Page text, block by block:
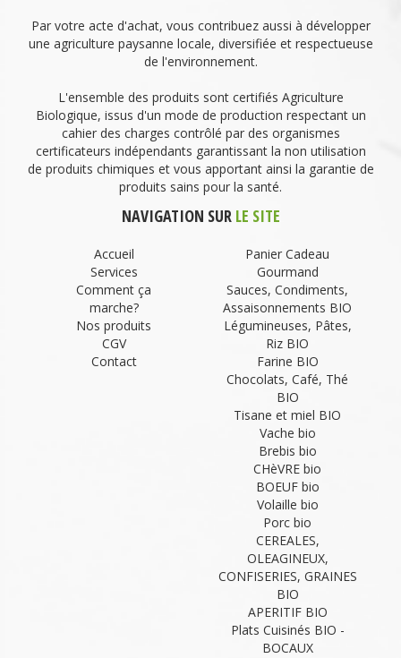
Par votre acte d'achat, vous contribuez aussi à développer
une agriculture paysanne locale, diversifiée et respectueuse
de l'environnement.
L'ensemble des produits sont certifiés Agriculture
Biologique, issus d'un mode de production respectant un
cahier des charges contrôlé par des organismes
certificateurs indépendants garantissant la non utilisation
de produits chimiques et vous apportant ainsi la garantie de
produits sains pour la santé.
NAVIGATION SUR LE SITE
Accueil
Services
Comment ça
marche?
Nos produits
CGV
Contact
Panier Cadeau
Gourmand
Sauces, Condiments,
Assaisonnements BIO
Légumineuses, Pâtes,
Riz BIO
Farine BIO
Chocolats, Café, Thé
BIO
Tisane et miel BIO
Vache bio
Brebis bio
CHèVRE bio
BOEUF bio
Volaille bio
Porc bio
CEREALES,
OLEAGINEUX,
CONFISERIES, GRAINES
BIO
APERITIF BIO
Plats Cuisinés BIO -
BOCAUX